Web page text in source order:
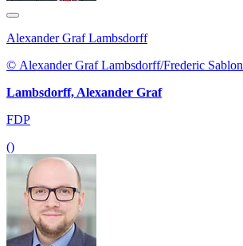
Alexander Graf Lambsdorff
© Alexander Graf Lambsdorff/Frederic Sablon
Lambsdorff, Alexander Graf
FDP
()